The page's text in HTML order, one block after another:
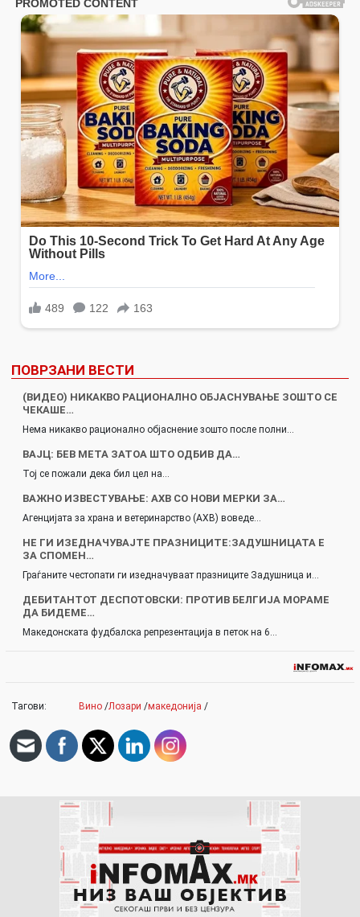
ПОВРЗАНИ ВЕСТИ
(ВИДЕО) НИКАКВО РАЦИОНАЛНО ОБЈАСНУВАЊЕ ЗОШТО СЕ
ЧЕКАШЕ…
Нема никакво рационално објаснение зошто после полни…
ВАЈЦ: БЕВ МЕТА ЗАТОА ШТО ОДБИВ ДА…
Тој се пожали дека бил цел на…
ВАЖНО ИЗВЕСТУВАЊЕ: АХВ СО НОВИ МЕРКИ ЗА…
Агенцијата за храна и ветеринарство (АХВ) воведе…
НЕ ГИ ИЗЕДНАЧУВАЈТЕ ПРАЗНИЦИТЕ:ЗАДУШНИЦАТА Е
ЗА СПОМЕН…
Граѓаните честопати ги изедначуваат празниците Задушница и…
ДЕБИТАНТОТ ДЕСПОТОВСКИ: ПРОТИВ БЕЛГИЈА МОРАМЕ
ДА БИДЕМЕ…
Македонската фудбалска репрезентација в петок на 6…
Тагови: Вино /Лозари /македонија /